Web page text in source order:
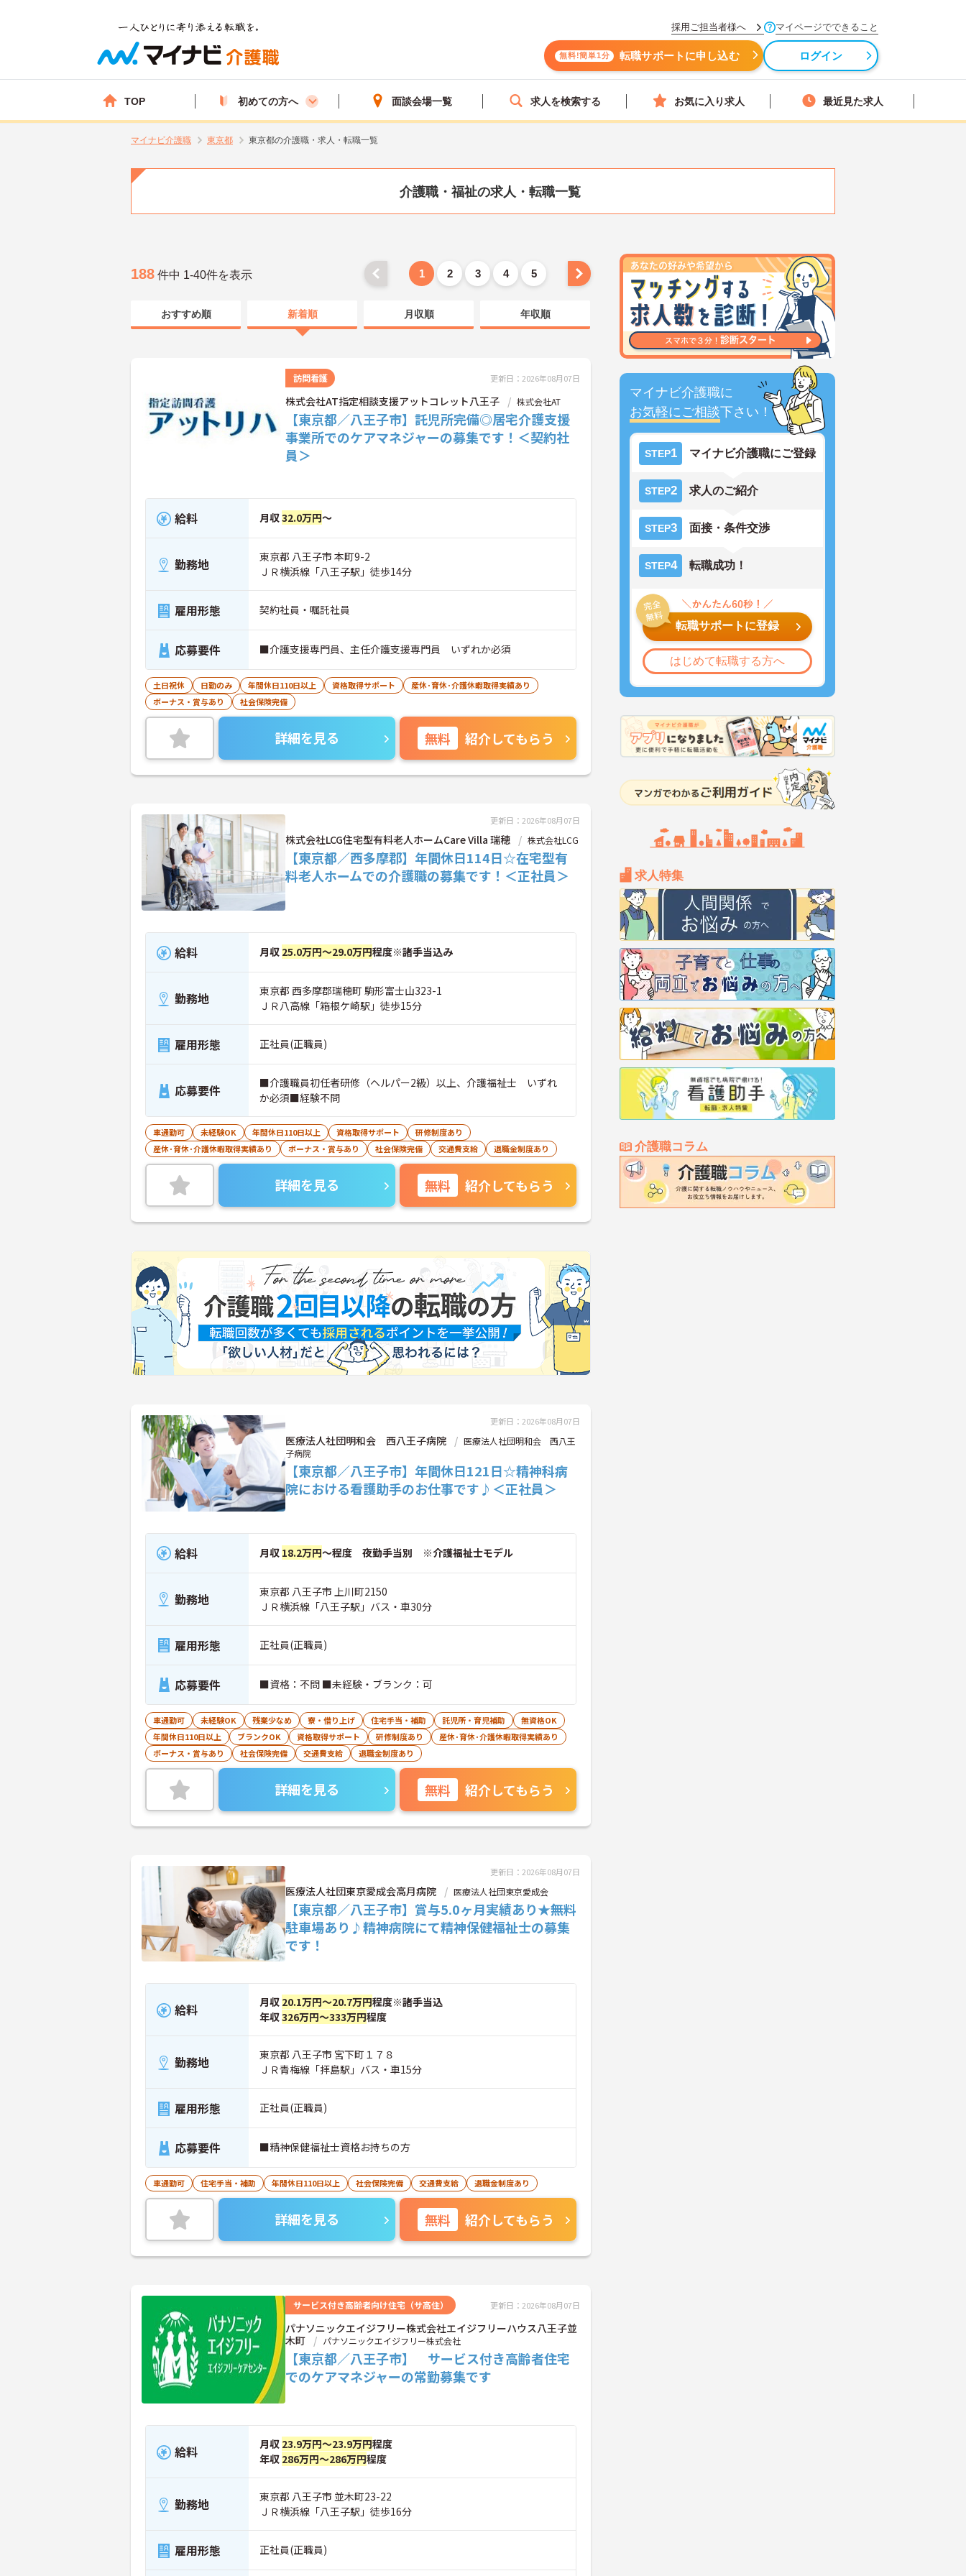
採用ご担当者様へ マイページでできること
無料!簡単1分 転職サポートに申し込む ログイン
TOP 初めての方へ 面談会場一覧 求人を検索する お気に入り求人 最近見た求人
マイナビ介護職 東京都 東京都の介護職・求人・転職一覧
介護職・福祉の求人・転職一覧
マイナビ介護職に
お気軽にご相談下さい！
STEP1 マイナビ介護職にご登録
STEP2 求人のご紹介
STEP3 面接・条件交渉
STEP4 転職成功！
転職サポートに登録
はじめて転職する方へ
求人特集
介護職コラム
188 件中 1-40件を表示 1 2 3 4 5
おすすめ順 新着順 月収順 年収順
訪問看護 更新日：2026年08月07日
株式会社AT指定相談支援アットコレット八王子 株式会社AT
【東京都／八王子市】託児所完備◎居宅介護支援
事業所でのケアマネジャーの募集です！＜契約社
員＞
給料 月収32.0万円～
勤務地
東京都 八王子市 本町9-2
ＪＲ横浜線「八王子駅」徒歩14分
雇用形態 契約社員・嘱託社員
応募要件 ■介護支援専門員、主任介護支援専門員 いずれか必須
土日祝休 日勤のみ 年間休日110日以上 資格取得サポート
産休･育休･介護休暇取得実績あり
ボーナス・賞与あり
社会保険完備
詳細を見る 無料 紹介してもらう
更新日：2026年08月07日
株式会社LCG住宅型有料老人ホームCare Villa 瑞穂 株式会社LCG
【東京都／西多摩郡】年間休日114日☆在宅型有
料老人ホームでの介護職の募集です！＜正社員＞
給料 月収 25.0万円～29.0万円程度※諸手当込み
勤務地
東京都 西多摩郡瑞穂町 駒形富士山323-1
ＪＲ八高線「箱根ケ崎駅」徒歩15分
雇用形態 正社員(正職員)
応募要件
■介護職員初任者研修（ヘルパー2級）以上、介護福祉士 いずれ
か必須■経験不問
車通勤可 未経験OK 年間休日110日以上 資格取得サポート
研修制度あり
産休･育休･介護休暇取得実績あり
ボーナス・賞与あり 社会保険完備 交通費支給 退職金制度あり
詳細を見る 無料 紹介してもらう
更新日：2026年08月07日
医療法人社団明和会 西八王子病院
医療法人社団明和会 西八王
子病院
【東京都／八王子市】年間休日121日☆精神科病
院における看護助手のお仕事です♪＜正社員＞
給料 月収 18.2万円～程度 夜勤手当別 ※介護福祉士モデル
勤務地
東京都 八王子市 上川町2150
ＪＲ横浜線「八王子駅」バス・車30分
雇用形態 正社員(正職員)
応募要件 ■資格：不問 ■未経験・ブランク：可
車通勤可 未経験OK 残業少なめ 寮・借り上げ 住宅手当・補助 託児所・育児補助
無資格OK
年間休日110日以上
ブランクOK 資格取得サポート 研修制度あり
産休･育休･介護休暇取得実績あり
ボーナス・賞与あり
社会保険完備 交通費支給 退職金制度あり
詳細を見る 無料 紹介してもらう
更新日：2026年08月07日
医療法人社団東京愛成会高月病院 医療法人社団東京愛成会
【東京都／八王子市】賞与5.0ヶ月実績あり★無料
駐車場あり♪精神病院にて精神保健福祉士の募集
です！
給料 月収 20.1万円～20.7万円程度※諸手当込
年収326万円～333万円程度
勤務地
東京都 八王子市 宮下町１７８
ＪＲ青梅線「拝島駅」バス・車15分
雇用形態 正社員(正職員)
応募要件 ■精神保健福祉士資格お持ちの方
車通勤可 住宅手当・補助 年間休日110日以上 社会保険完備 交通費支給 退職金制度あり
詳細を見る 無料 紹介してもらう
サービス付き高齢者向け住宅（サ高住） 更新日：2026年08月07日
パナソニックエイジフリー株式会社エイジフリーハウス八王子並
木町
パナソニックエイジフリー株式会社
【東京都／八王子市】 サービス付き高齢者住宅
でのケアマネジャーの常勤募集です
給料 月収 23.9万円～23.9万円程度
年収 286万円～286万円程度
勤務地
東京都 八王子市 並木町23-22
ＪＲ横浜線「八王子駅」徒歩16分
雇用形態 正社員(正職員)